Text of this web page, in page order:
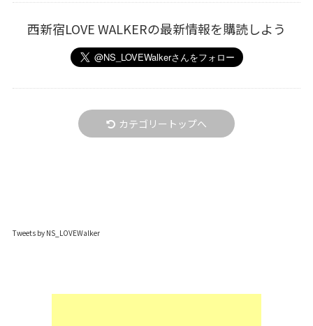
西新宿LOVE WALKERの最新情報を購読しよう
カテゴリートップへ
Tweets by NS_LOVEWalker